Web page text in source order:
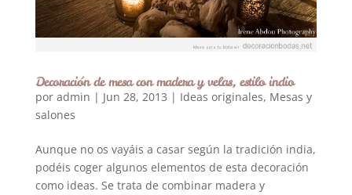
Decoración de mesa con madera y velas, estilo indio
por admin | Jun 28, 2013 | Ideas originales, Mesas y
salones
Aunque no os vayáis a casar según la tradición india,
podéis coger algunos elementos de esta decoración
como ideas. Se trata de combinar madera y